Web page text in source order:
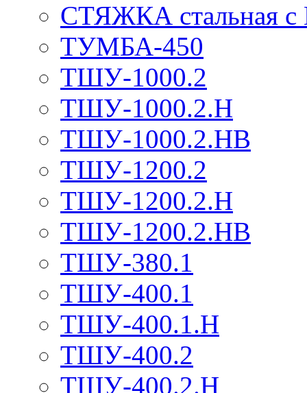
СТЯЖКА стальная
ТУМБА-450
ТШУ-1000.2
ТШУ-1000.2.Н
ТШУ-1000.2.НВ
ТШУ-1200.2
ТШУ-1200.2.Н
ТШУ-1200.2.НВ
ТШУ-380.1
ТШУ-400.1
ТШУ-400.1.Н
ТШУ-400.2
ТШУ-400.2.Н